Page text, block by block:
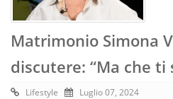
Matrimonio Simona
discutere: “Ma che ti
Lifestyle Luglio 07, 2024